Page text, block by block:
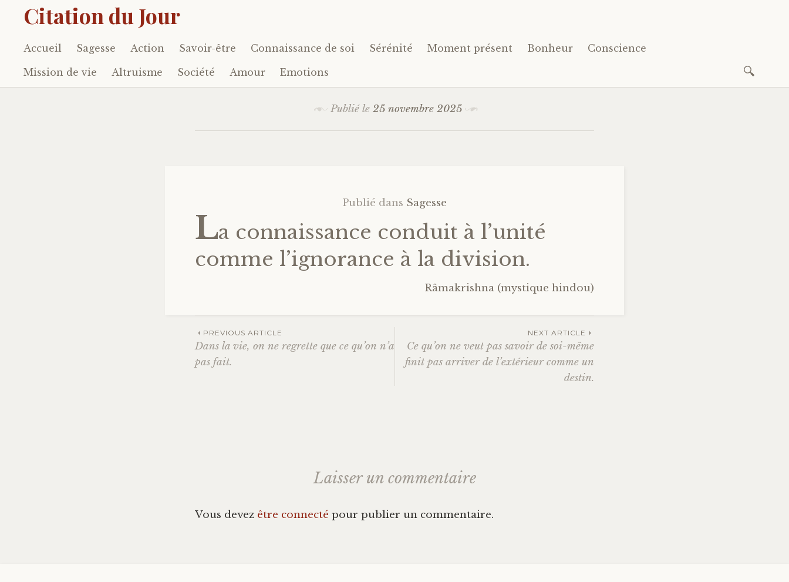
Citation du Jour
Accéder
au
Accueil Sagesse Action Savoir-être Connaissance de soi Sérénité Moment présent Bonheur Conscience
Mission de vie Altruisme Société Amour Emotions
Publié le25 novembre 2025
Publié dans Sagesse
La connaissance conduit à l’unité
comme l’ignorance à la division.
Râmakrishna (mystique hindou)
Navigation
PREVIOUS ARTICLE
Dans la vie, on ne regrette que ce qu’on n’a
pas fait.
NEXT ARTICLE
Ce qu’on ne veut pas savoir de soi-même
finit pas arriver de l’extérieur comme un
destin.
Laisser un commentaire
Vous devez être connecté pour publier un commentaire.